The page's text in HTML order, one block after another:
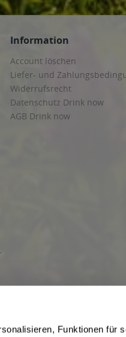
Funktionen für
Information
Account löschen
Liefer- und
Widerrufsrecht
Datenschutz Drink now
AGB Drink now